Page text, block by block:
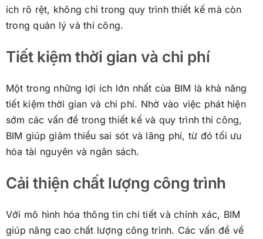
ích rõ rệt, không chỉ trong quy trình thiết kế mà còn
trong quản lý và thi công.
Tiết kiệm thời gian và chi phí
Một trong những lợi ích lớn nhất của BIM là khả năng
tiết kiệm thời gian và chi phí. Nhờ vào việc phát hiện
sớm các vấn đề trong thiết kế và quy trình thi công,
BIM giúp giảm thiểu sai sót và lãng phí, từ đó tối ưu
hóa tài nguyên và ngân sách.
Cải thiện chất lượng công trình
Với mô hình hóa thông tin chi tiết và chính xác, BIM
giúp nâng cao chất lượng công trình. Các vấn đề về